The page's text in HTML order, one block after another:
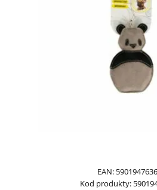
EAN:
Kod produkty: